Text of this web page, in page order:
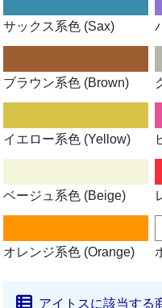
サックス系色 (Sax)
ブラウン系色 (Brown)
イエロー系色 (Yellow)
ベージュ系色 (Beige)
オレンジ系色 (Orange)
アイトスに該当する